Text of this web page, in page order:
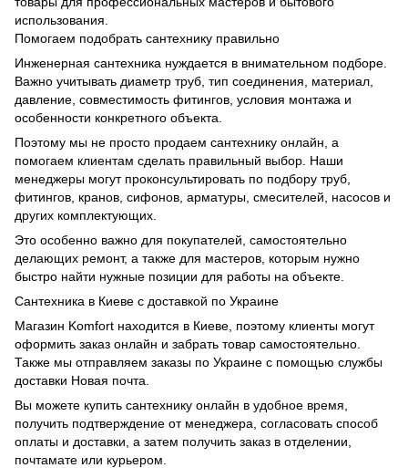
использования.
Помогаем подобрать сантехнику правильно
Инженерная сантехника нуждается в внимательном подборе.
Важно учитывать диаметр труб, тип соединения, материал,
давление, совместимость фитингов, условия монтажа и
особенности конкретного объекта.
Поэтому мы не просто продаем сантехнику онлайн, а
помогаем клиентам сделать правильный выбор. Наши
менеджеры могут проконсультировать по подбору труб,
фитингов, кранов, сифонов, арматуры, смесителей, насосов и
других комплектующих.
Это особенно важно для покупателей, самостоятельно
делающих ремонт, а также для мастеров, которым нужно
быстро найти нужные позиции для работы на объекте.
Сантехника в Киеве с доставкой по Украине
Магазин Komfort находится в Киеве, поэтому клиенты могут
оформить заказ онлайн и забрать товар самостоятельно.
Также мы отправляем заказы по Украине с помощью службы
доставки Новая почта.
Вы можете купить сантехнику онлайн в удобное время,
получить подтверждение от менеджера, согласовать способ
оплаты и доставки, а затем получить заказ в отделении,
почтамате или курьером.